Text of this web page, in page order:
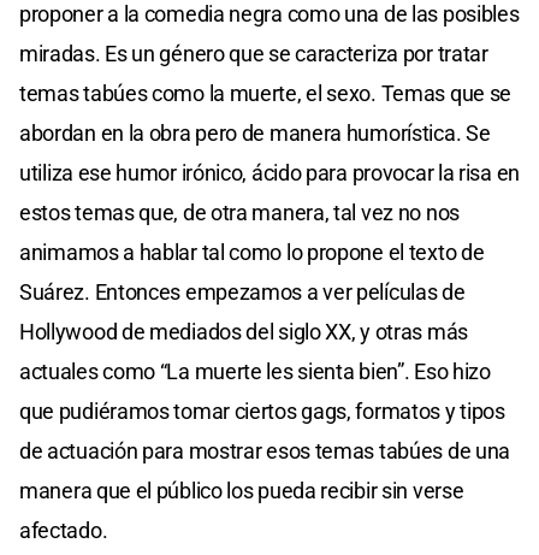
proponer a la comedia negra como una de las posibles
miradas. Es un género que se caracteriza por tratar
temas tabúes como la muerte, el sexo. Temas que se
abordan en la obra pero de manera humorística. Se
utiliza ese humor irónico, ácido para provocar la risa en
estos temas que, de otra manera, tal vez no nos
animamos a hablar tal como lo propone el texto de
Suárez. Entonces empezamos a ver películas de
Hollywood de mediados del siglo XX, y otras más
actuales como “La muerte les sienta bien”. Eso hizo
que pudiéramos tomar ciertos gags, formatos y tipos
de actuación para mostrar esos temas tabúes de una
manera que el público los pueda recibir sin verse
afectado.